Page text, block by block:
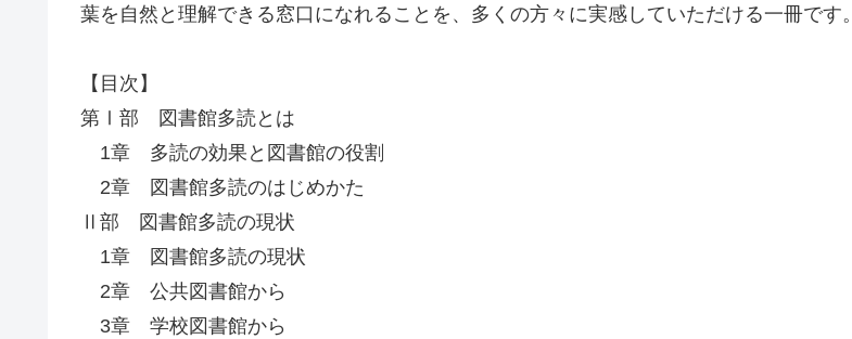
葉を自然と理解できる窓口になれることを、多くの方々に実感していただける一冊です。
【目次】
第Ⅰ部 図書館多読とは
1章 多読の効果と図書館の役割
2章 図書館多読のはじめかた
Ⅱ部 図書館多読の現状
1章 図書館多読の現状
2章 公共図書館から
3章 学校図書館から